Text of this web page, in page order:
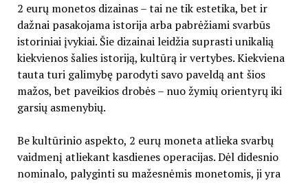
2 eurų monetos dizainas – tai ne tik estetika, bet ir
dažnai pasakojama istorija arba pabrėžiami svarbūs
istoriniai įvykiai. Šie dizainai leidžia suprasti unikalią
kiekvienos šalies istoriją, kultūrą ir vertybes. Kiekviena
tauta turi galimybę parodyti savo paveldą ant šios
mažos, bet paveikios drobės – nuo žymių orientyrų iki
garsių asmenybių.
Be kultūrinio aspekto, 2 eurų moneta atlieka svarbų
vaidmenį atliekant kasdienes operacijas. Dėl didesnio
nominalo, palyginti su mažesnėmis monetomis, ji yra